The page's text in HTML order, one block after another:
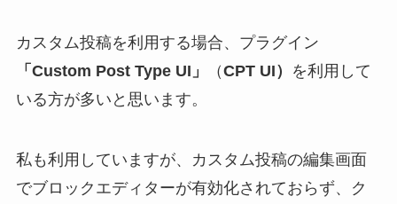
カスタム投稿を利用する場合、プラグイン
「Custom Post Type UI」
（CPT UI）
を利用して
いる方が多いと思います。
私も利用していますが、カスタム投稿の編集画面
でブロックエディターが有効化されておらず、ク